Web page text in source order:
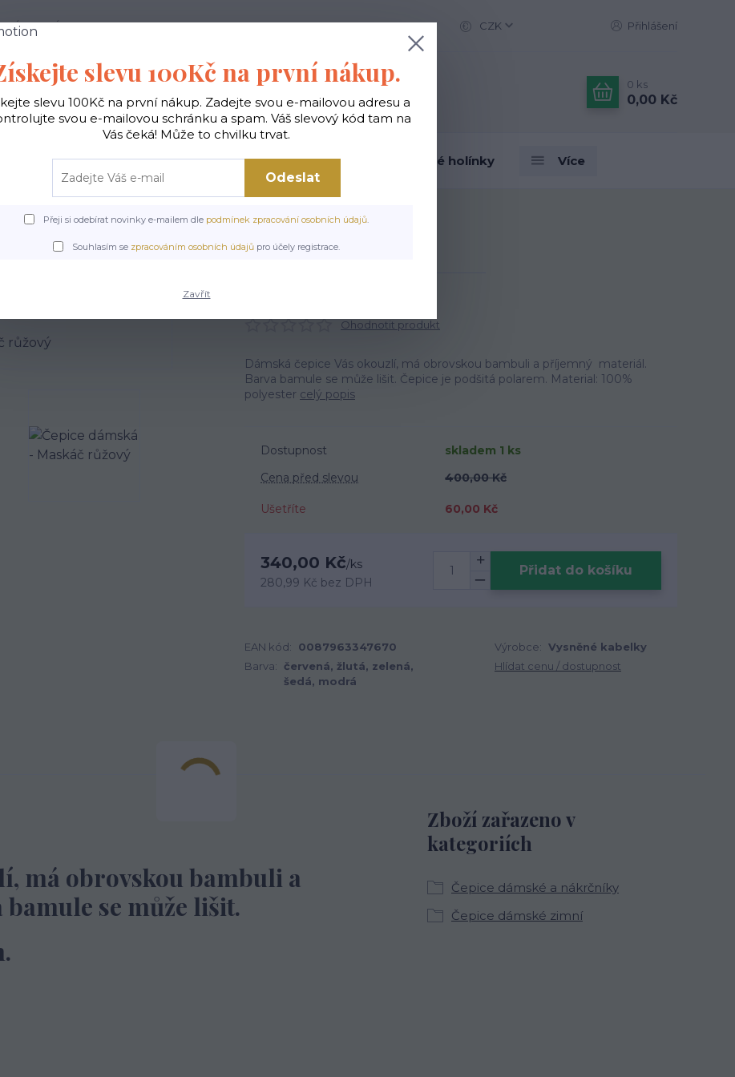
PODMÍNKY JAK NAKUPOVAT KONTAKTY CZK Přihlášení
0 ks
0,00 Kč
Vaky na záda Polštáře Doplňky Designové holínky Více
Úvod Čepice dámské a nákrčníky Čepice dámská - Maskáč růžový
Ohodnotit produkt
Dámská čepice Vás okouzlí, má obrovskou bambuli a příjemný materiál.
Barva bamule se může lišit. Čepice je podšitá polarem. Material: 100%
polyester celý popis
Dostupnost
skladem 1 ks
Cena před slevou
400,00 Kč
Ušetříte 60,00 Kč
340,00 Kč/ks
280,99 Kč bez DPH
Přidat do košíku
EAN kód: 0087963347670 Výrobce: Vysněné kabelky
Barva:
červená, žlutá, zelená,
šedá, modrá
Hlídat cenu / dostupnost
má obrovskou bambuli a
se může lišit.
Zboží zařazeno v
kategoriích
Čepice dámské a nákrčníky
Čepice dámské zimní
slevu 100Kč na první nákup.
slevu 100Kč na první nákup. Zadejte svou e-mailovou adresu a
svou e-mailovou schránku a spam. Váš slevový kód tam na
Vás čeká! Může to chvilku trvat.
Odeslat
Přeji si odebírat novinky e-mailem dle podmínek zpracování osobních údajů.
Souhlasím se zpracováním osobních údajů pro účely registrace.
Zavřít